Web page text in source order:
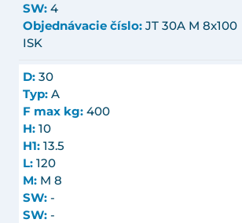
SW: 4
Objednávacie číslo: JT 30A M 8x100
ISK
D: 30
Typ: A
F max kg: 400
H: 10
H1: 13.5
L: 120
M: M 8
SW: -
SW: -